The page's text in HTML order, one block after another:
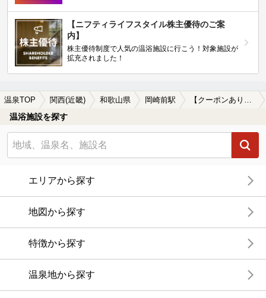
【ニフティライフスタイル株主優待のご案
内】
株主優待制度で人気の温浴施設に行こう！対象施設が
拡充されました！
温泉TOP 関西(近畿) 和歌山県 岡崎前駅
温浴施設を探す
エリアから探す
地図から探す
特徴から探す
温泉地から探す